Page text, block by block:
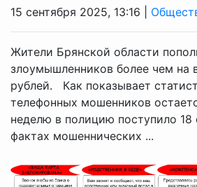
15 сентября 2025, 13:16 |
Жители Брянской области
злоумышленников более чем на
рублей. Как показывает
телефонных мошенников
неделю в полицию поступило
фактах мошеннических ...